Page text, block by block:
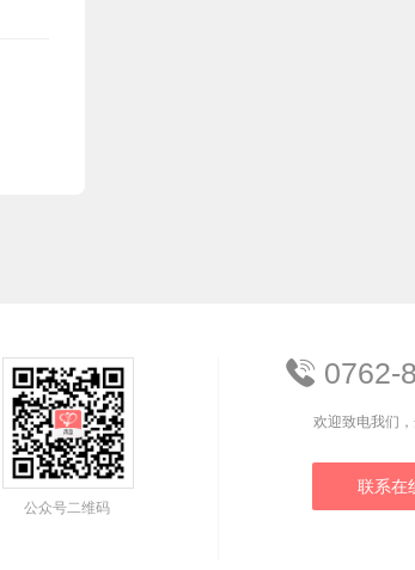
公众号二维码
 0762-
欢迎致电我们
联系在